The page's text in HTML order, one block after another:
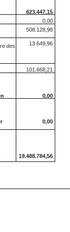
623.447,15
0,00
508.128,98
des
13.649,96
101.668,21
0,00
0,00
19.488.784,56